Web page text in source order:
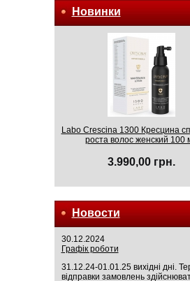
Новинки
Labo Crescina 1300 Кресцина
роста волос женский 100
3.990,00 грн.
Новости
30.12.2024
Графік роботи
31.12.24-01.01.25 вихідні дні.
відправки замовлень